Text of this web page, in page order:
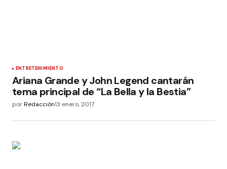
ENTRETENIMIENTO
Ariana Grande y John Legend cantarán
tema principal de “La Bella y la Bestia”
porRedacción13 enero, 2017